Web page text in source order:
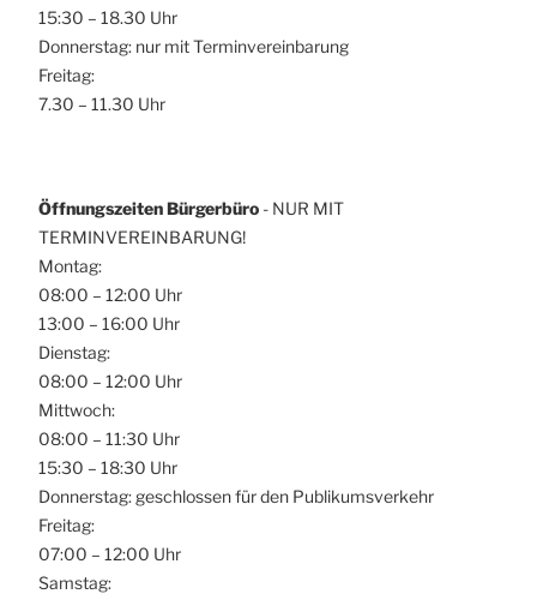
15:30 – 18.30 Uhr
Donnerstag: nur mit Terminvereinbarung
Freitag:
7.30 – 11.30 Uhr
Öffnungszeiten Bürgerbüro - NUR MIT
TERMINVEREINBARUNG!
Montag:
08:00 – 12:00 Uhr
13:00 – 16:00 Uhr
Dienstag:
08:00 – 12:00 Uhr
Mittwoch:
08:00 – 11:30 Uhr
15:30 – 18:30 Uhr
Donnerstag: geschlossen für den Publikumsverkehr
Freitag:
07:00 – 12:00 Uhr
Samstag: